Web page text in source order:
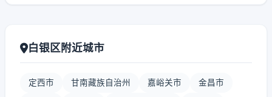
白银区附近城市
定西市 甘南藏族自治州 嘉峪关市 金昌市